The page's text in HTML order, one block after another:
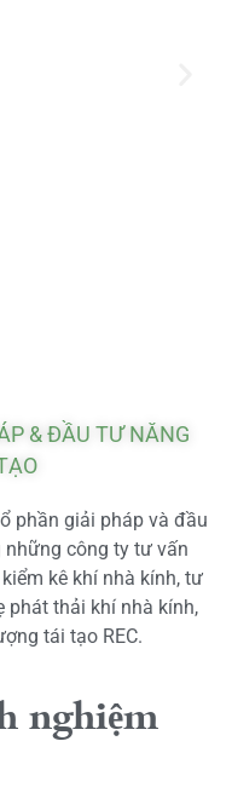
& ĐẦU TƯ NĂNG
phần giải pháp và đầu
công ty tư vấn
kê khí nhà kính, tư
phát thải khí nhà kính,
tái tạo REC.
nghiệm